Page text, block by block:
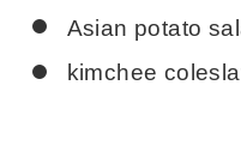
Asian potato
kimchee